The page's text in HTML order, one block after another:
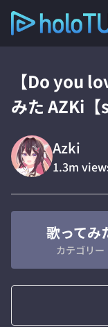
【Do you
みた AZKi【
Azki
1.3m
歌ってみ
カテゴリー